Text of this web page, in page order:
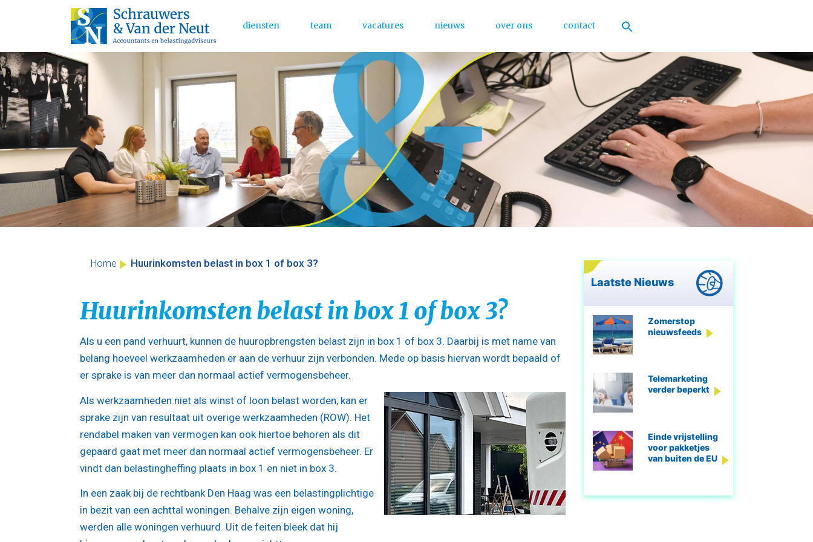
Skip
to
content
Main Menu
diensten team vacatures nieuws over ons contact
Home Huurinkomsten belast in box 1 of box 3?
Huurinkomsten belast in box 1 of box 3?
Als u een pand verhuurt, kunnen de huuropbrengsten belast zijn in box 1 of box 3. Daarbij is met name van
belang hoeveel werkzaamheden er aan de verhuur zijn verbonden. Mede op basis hiervan wordt bepaald of
er sprake is van meer dan normaal actief vermogensbeheer.
Als werkzaamheden niet als winst of loon belast worden, kan er
sprake zijn van resultaat uit overige werkzaamheden (ROW). Het
rendabel maken van vermogen kan ook hiertoe behoren als dit
gepaard gaat met meer dan normaal actief vermogensbeheer. Er
vindt dan belastingheffing plaats in box 1 en niet in box 3.
In een zaak bij de rechtbank Den Haag was een belastingplichtige
in bezit van een achttal woningen. Behalve zijn eigen woning,
werden alle woningen verhuurd. Uit de feiten bleek dat hij
Laatste Nieuws
Zomerstop
nieuwsfeeds
Telemarketing
verder beperkt
Einde vrijstelling
voor pakketjes
van buiten de EU